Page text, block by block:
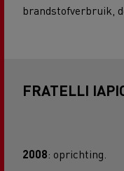
brandstofverbruik,
FRATELLI
2008: oprichting.